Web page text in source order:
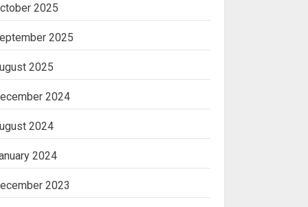
2025
2025
2025
2024
2024
2024
2023